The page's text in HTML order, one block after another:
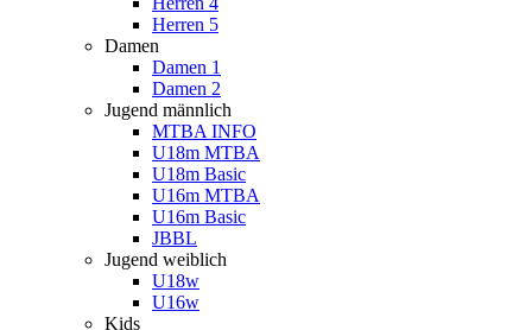
Herren 5
Damen
Damen 1
Damen 2
Jugend männlich
MTBA INFO
U18m MTBA
U18m Basic
U16m MTBA
U16m Basic
JBBL
Jugend weiblich
U18w
U16w
Kids